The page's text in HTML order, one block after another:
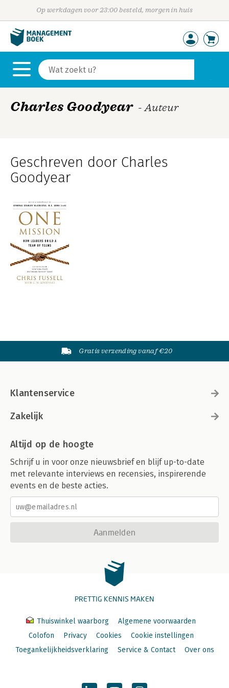
Op werkdagen voor 23:00 besteld, morgen in huis
Charles Goodyear - Auteur
Geschreven door Charles
Goodyear
Gratis verzending vanaf €20
Klantenservice
Zakelijk
Altijd op de hoogte
Schrijf u in voor onze nieuwsbrief en blijf up-to-date
met relevante interviews en recensies, inspirerende
events en de beste acties.
Aanmelden
PRETTIG KENNIS MAKEN
Thuiswinkel waarborg
Algemene voorwaarden
Colofon
Privacy Cookies
Cookie instellingen
Toegankelijkheidsverklaring
Service & Contact Over ons